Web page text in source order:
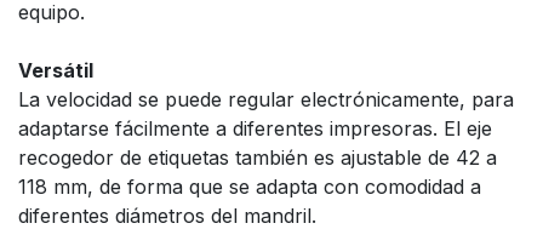
equipo.
Versátil
La velocidad se puede regular electrónicamente, para
adaptarse fácilmente a diferentes impresoras. El eje
recogedor de etiquetas también es ajustable de 42 a
118 mm, de forma que se adapta con comodidad a
diferentes diámetros del mandril.